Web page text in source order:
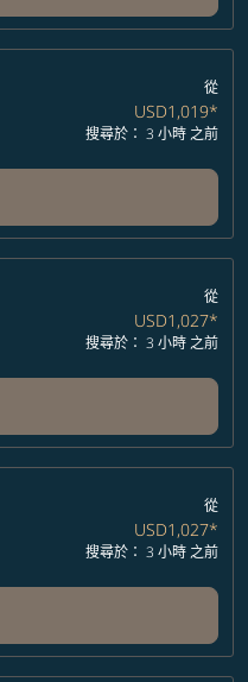
從
USD1,019*
搜尋於： 3 小時 之前
從
USD1,027*
搜尋於： 3 小時 之前
從
USD1,027*
搜尋於： 3 小時 之前